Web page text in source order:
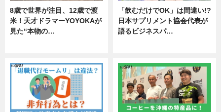
8歳で世界が注目、12歳で渡
米！天才ドラマーYOYOKAが
見た“本物の…
「飲むだけでOK」は間違い!?
日本サプリメント協会代表が
語るビジネスパ…